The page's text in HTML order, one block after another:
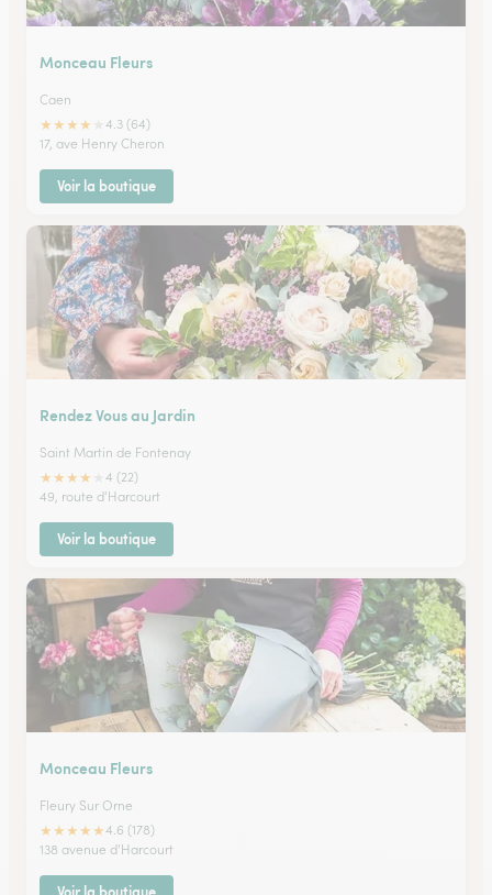
Monceau Fleurs
Caen
★★★★
4.3 (64)
17, ave Henry Cheron
Voir la boutique
Rendez Vous au Jardin
Saint Martin de Fontenay
★★★★
4 (22)
49, route d'Harcourt
Voir la boutique
Monceau Fleurs
Fleury Sur Orne
★★★★★4.6 (178)
138 avenue d'Harcourt